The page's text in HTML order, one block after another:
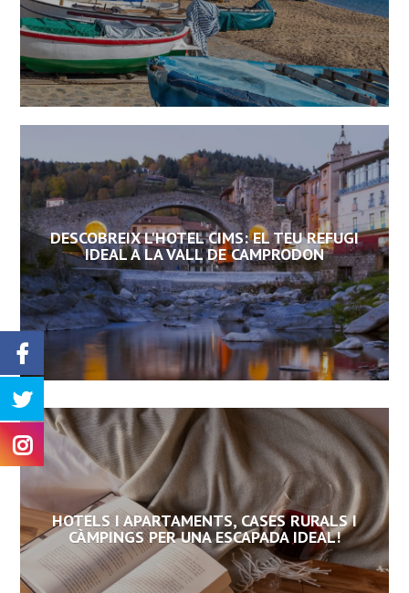
DESCOBREIX L'HOTEL CIMS: EL TEU REFUGI
IDEAL A LA VALL DE CAMPRODON
HOTELS I APARTAMENTS, CASES RURALS I
CÀMPINGS PER UNA ESCAPADA IDEAL!